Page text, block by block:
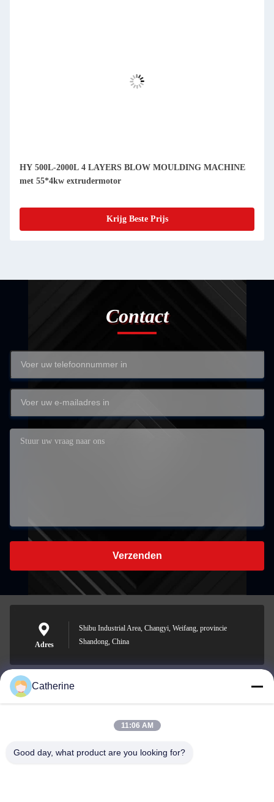
HY 500L-2000L 4 LAYERS BLOW MOULDING MACHINE
met 55*4kw extrudermotor
Krijg Beste Prijs
Contact
Verzenden
Adres
Shibu Industrial Area, Changyi, Weifang, provincie
Shandong, China
padraic@huayumachine.cn
Catherine
11:06 AM
Good day, what product are you looking for?